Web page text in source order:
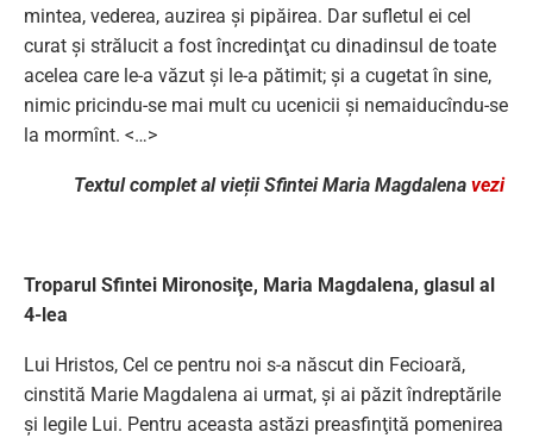
mintea, vederea, auzirea şi pipăirea. Dar sufletul ei cel
curat şi strălucit a fost încredinţat cu dinadinsul de toate
acelea care le-a văzut şi le-a pătimit; şi a cugetat în sine,
nimic pricindu-se mai mult cu ucenicii şi nemaiducîndu-se
la mormînt. <…>
Textul complet al vieții Sfintei Maria Magdalena vezi
Troparul Sfintei Mironosiţe, Maria Magdalena, glasul al
4-lea
Lui Hristos, Cel ce pentru noi s-a născut din Fecioară,
cinstită Marie Magdalena ai urmat, şi ai păzit îndreptările
şi legile Lui. Pentru aceasta astăzi preasfinţită pomenirea